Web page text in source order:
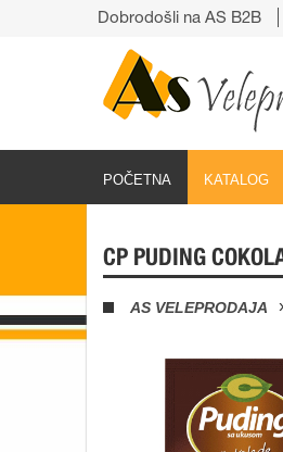
POČETNA KATALOG
Dobrodošli na AS B2B
CP PUDING
AS VELEPRODAJA